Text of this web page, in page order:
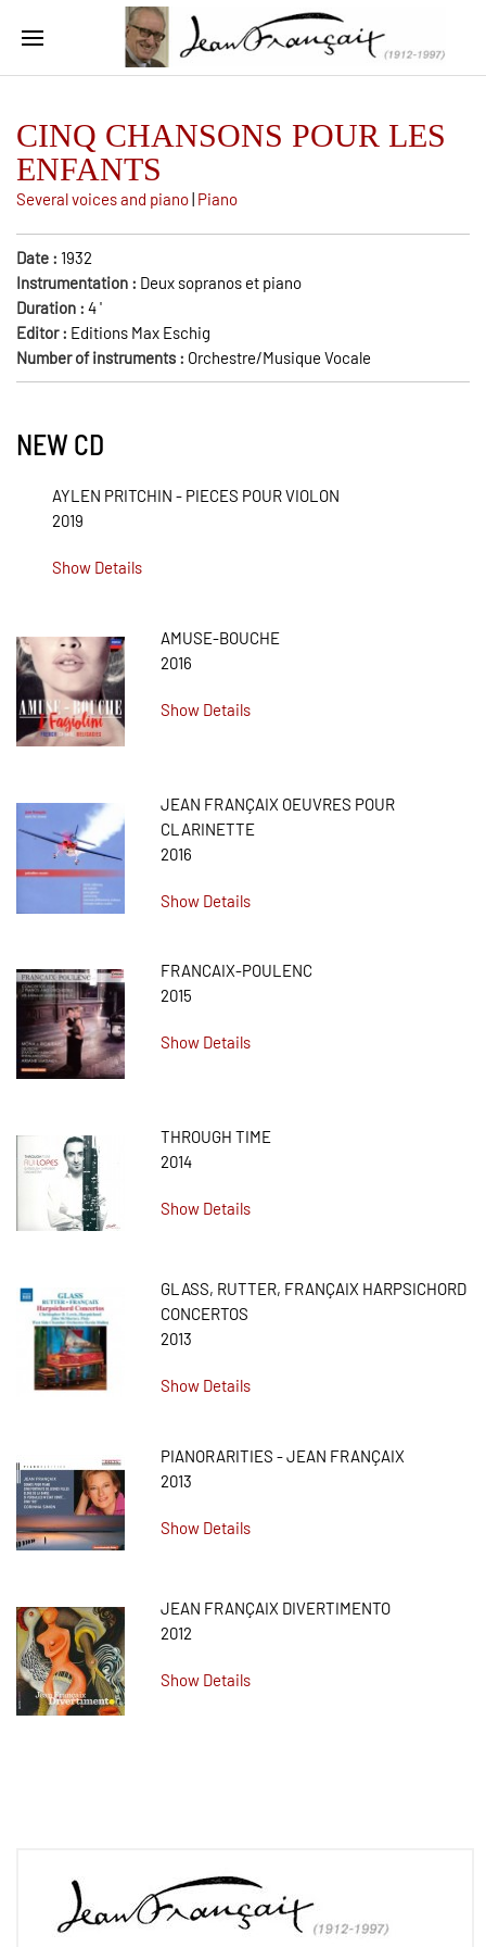
CINQ CHANSONS POUR LES
ENFANTS
Several voices and piano| Piano
Date : 1932
Instrumentation : Deux sopranos et piano
Duration : 4'
Editor : Editions Max Eschig
Number of instruments : Orchestre/Musique Vocale
NEW CD
AYLEN PRITCHIN - PIECES POUR VIOLON
2019
Show Details
AMUSE-BOUCHE
2016
Show Details
JEAN FRANÇAIX OEUVRES POUR
CLARINETTE
2016
Show Details
FRANCAIX-POULENC
2015
Show Details
THROUGH TIME
2014
Show Details
GLASS, RUTTER, FRANÇAIX HARPSICHORD
CONCERTOS
2013
Show Details
PIANORARITIES - JEAN FRANÇAIX
2013
Show Details
JEAN FRANÇAIX DIVERTIMENTO
2012
Show Details